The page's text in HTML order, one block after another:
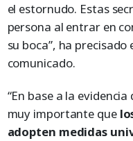
el estornudo. Estas
persona al entrar en
su boca”, ha
comunicado.
“En base a la
muy importante que
adopten medidas